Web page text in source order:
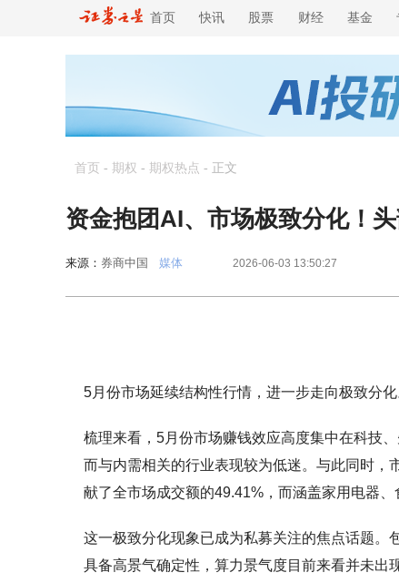
首页 快讯 股票 财经 基金
首页 - 期权 - 期权热点 - 正文
资金抱团AI、市场极致分化！
来源： 券商中国 媒体 2026-06-03 13:50:27
5月份市场延续结构性行情，进一步走向极致分
梳理来看，5月份市场赚钱效应高度集中在科技
而与内需相关的行业表现较为低迷。与此同时，
献了全市场成交额的49.41%，而涵盖家用电器
这一极致分化现象已成为私募关注的焦点话题。
具备高景气确定性，算力景气度目前来看并未出